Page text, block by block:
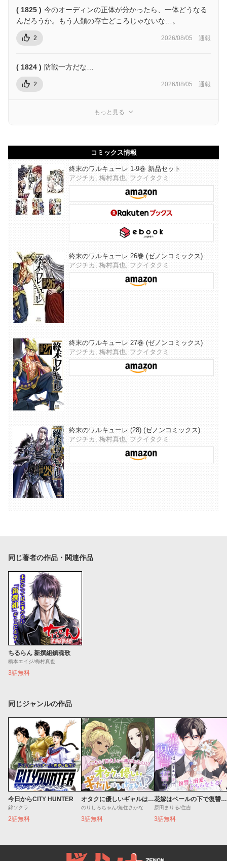
( 1825 ) 今のオーディンの正体が分かったら、一体どうなる
んだろうか。もう人類の存亡どころじゃないな…。
2 2026/08/05 通報
( 1824 ) 防戦一方だな…
2 2026/08/05 通報
もっと見る
コミックス情報
終末のワルキューレ 1-9巻 新品セット
アジチカ, 梅村真也, フクイタクミ
終末のワルキューレ 26巻 (ゼノンコミックス)
アジチカ, 梅村真也, フクイタクミ
終末のワルキューレ 27巻 (ゼノンコミックス)
アジチカ, 梅村真也, フクイタクミ
終末のワルキューレ (28) (ゼノンコミックス)
アジチカ, 梅村真也, フクイタクミ
同じ著者の作品・関連作品
ちるらん 新撰組鎮魂歌
橋本エイジ/梅村真也
3話無料
同じジャンルの作品
今日からCITY HUNTER
錦ソクラ
2話無料
オタクに優しいギャルはいない!?
のりしろちゃん/魚住さかな
3話無料
花嫁はベールの下で復讐を誓う
原田まりる/住吉
3話無料